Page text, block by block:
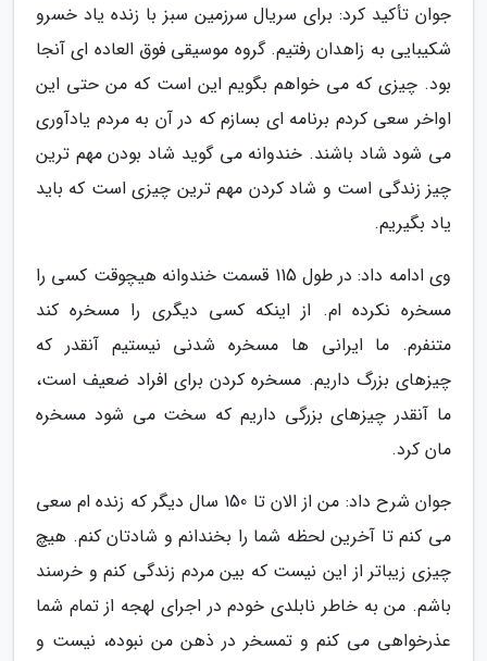
جوان تأکید کرد: برای سریال سرزمین سبز با زنده یاد خسرو
شکیبایی به زاهدان رفتیم. گروه موسیقی فوق العاده ای آنجا
بود. چیزی که می خواهم بگویم این است که من حتی این
اواخر سعی کردم برنامه ای بسازم که در آن به مردم یادآوری
می شود شاد باشند. خندوانه می گوید شاد بودن مهم ترین
چیز زندگی است و شاد کردن مهم ترین چیزی است که باید
یاد بگیریم.
وی ادامه داد: در طول 115 قسمت خندوانه هیچوقت کسی را
مسخره نکرده ام. از اینکه کسی دیگری را مسخره کند
متنفرم. ما ایرانی ها مسخره شدنی نیستیم آنقدر که
چیزهای بزرگ داریم. مسخره کردن برای افراد ضعیف است،
ما آنقدر چیزهای بزرگی داریم که سخت می شود مسخره
مان کرد.
جوان شرح داد: من از الان تا 150 سال دیگر که زنده ام سعی
می کنم تا آخرین لحظه شما را بخندانم و شادتان کنم. هیچ
چیزی زیباتر از این نیست که بین مردم زندگی کنم و خرسند
باشم. من به خاطر نابلدی خودم در اجرای لهجه از تمام شما
عذرخواهی می کنم و تمسخر در ذهن من نبوده، نیست و